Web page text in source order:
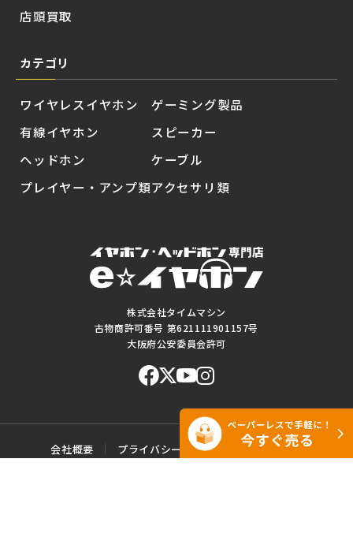
株式会社タイムマシン
古物商許可番号 第621111901157号
大阪府公安委員会許可
店頭買取
カテゴリ
ワイヤレスイヤホン
有線イヤホン
ヘッドホン
プレイヤー・アンプ類
ゲーミング製品
スピーカー
ケーブル
アクセサリ類
会社概要 プライバシーポリシー
ご利用規約